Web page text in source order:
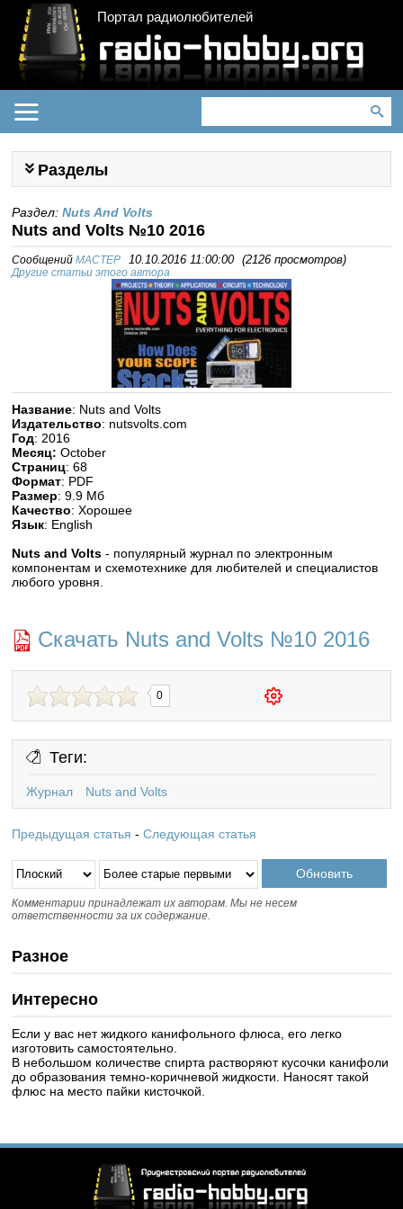
Портал радиолюбителей
Разделы
Раздел:Nuts And Volts
Nuts and Volts №10 2016
СообщенийMACTEP 10.10.2016 11:00:00 (2126 просмотров)
Другие статьи этого автора
Название: Nuts and Volts
Издательство: nutsvolts.com
Год: 2016
Месяц: October
Страниц: 68
Формат: PDF
Размер: 9.9 Мб
Качество: Хорошее
Язык: English
Nuts and Volts - популярный журнал по электронным
компонентам и схемотехнике для любителей и специалистов
любого уровня.
Скачать Nuts and Volts №10 2016
0
Теги:
Журнал Nuts and Volts
Предыдущая статья -Следующая статья
Комментарии принадлежат их авторам. Мы не несем
ответственности за их содержание.
Разное
Интересно
Если у вас нет жидкого канифольного флюса, его легко
изготовить самостоятельно.
В небольшом количестве спирта растворяют кусочки канифоли
до образования темно-коричневой жидкости. Наносят такой
флюс на место пайки кисточкой.